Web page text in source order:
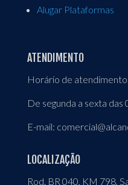
Alugar Plataformas
ATENDIMENTO
Horário de
De segunda a sexta das
E-mail:
LOCALIZAÇÃO
Rod. BR 040, KM 798,